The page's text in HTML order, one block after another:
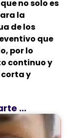
no solo es
la
de los
que
por lo
continuo y
y
...